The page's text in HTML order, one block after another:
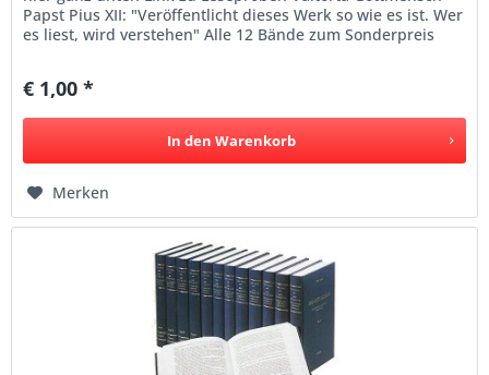
Papst Pius XII: "Veröffentlicht dieses Werk so wie es ist. Wer
es liest, wird verstehen" Alle 12 Bände zum Sonderpreis
€ 1,00 *
In den Warenkorb
Merken